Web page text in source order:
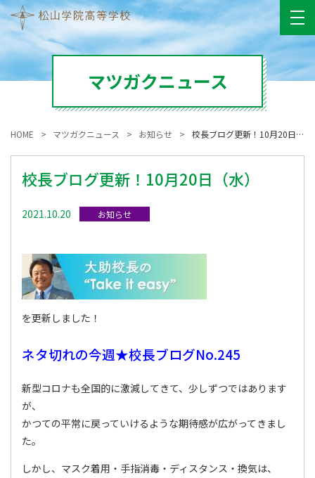
マツガクニュース
HOME マツガクニュース お知らせ 校長ブログ更新！10月20日（水）
校長ブログ更新！10月20日（水）
2021.10.20 お知らせ
を更新しました！
ネタ切れの今週★校長ブログNo.245
新型コロナも全国的に激減してきて、少しずつではあります
が、
かつての平常に戻っていけるような期待感が広がってきまし
た。
しかし、マスク着用・手指消毒・ディスタンス・換気は、